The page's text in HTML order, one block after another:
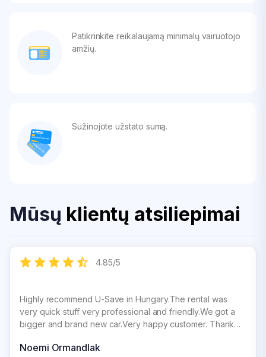
Patikrinkite reikalaujamą minimalų vairuotojo
amžių.
Sužinojote užstato sumą.
Mūsų klientų atsiliepimai
4.85/5
Highly recommend U-Save in Hungary.The rental was
very quick stuff very professional and friendly.We got a
bigger and brand new car.Very happy customer. Thank
Noemi Ormandlak